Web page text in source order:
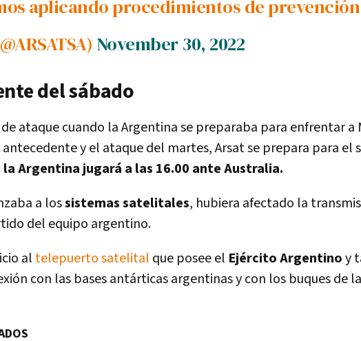
aplicando procedimientos de
November 30, 2022
del sábado
ataque cuando la Argentina se preparaba para enfrentar a
antecedente y el ataque del martes, Arsat se prepara para el
la Argentina jugará a las 16.00 ante Australia.
a lossistemas satelitales, hubiera afectado la
del equipo argentino.
al telepuerto satelital que posee el Ejército Argentinoy
con las bases antárticas argentinas y con los buques de